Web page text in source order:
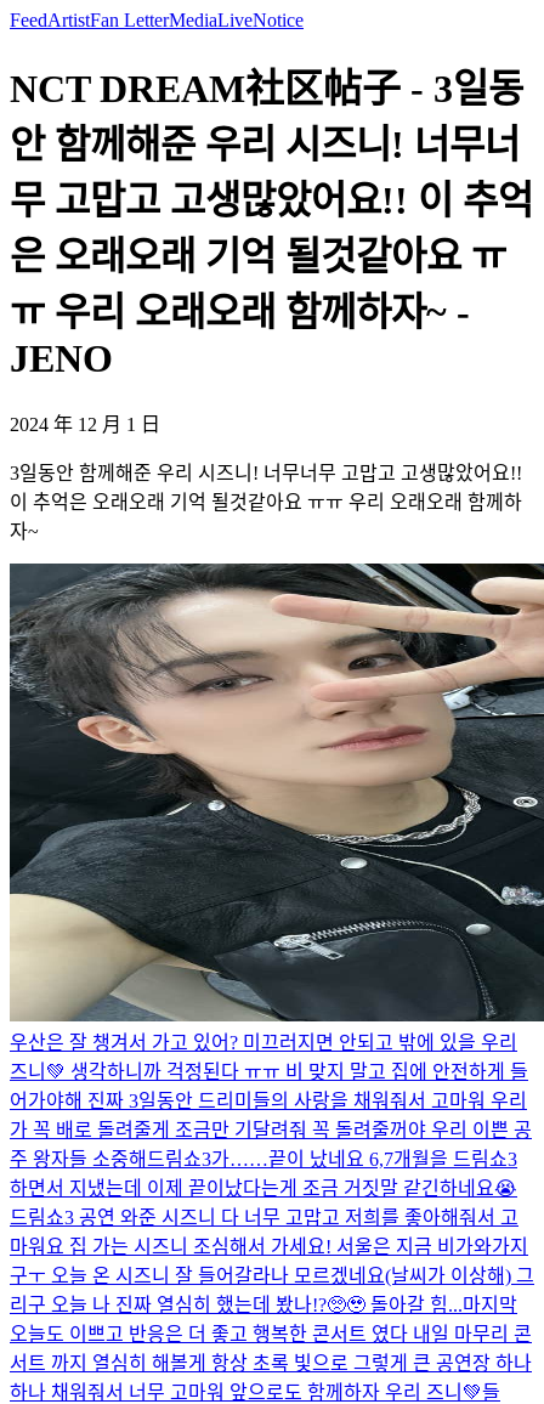
FeedArtistFan LetterMediaLiveNotice
NCT DREAM社区帖子 - 3일동
안 함께해준 우리 시즈니! 너무너
무 고맙고 고생많았어요!! 이 추억
은 오래오래 기억 될것같아요 ㅠ
ㅠ 우리 오래오래 함께하자~ -
JENO
2024 年 12 月 1 日
3일동안 함께해준 우리 시즈니! 너무너무 고맙고 고생많았어요!!
이 추억은 오래오래 기억 될것같아요 ㅠㅠ 우리 오래오래 함께하
자~
우산은 잘 챙겨서 가고 있어? 미끄러지면 안되고 밖에 있을 우리
즈니💚 생각하니까 걱정된다 ㅠㅠ 비 맞지 말고 집에 안전하게 들
어가야해 진짜 3일동안 드리미들의 사랑을 채워줘서 고마워 우리
가 꼭 배로 돌려줄게 조금만 기달려줘 꼭 돌려줄꺼야 우리 이쁜 공
주 왕자들 소중해 드림쇼3가……끝이 났네요 6,7개월을 드림쇼3
하면서 지냈는데 이제 끝이났다는게 조금 거짓말 같긴하네요😭
드림쇼3 공연 와준 시즈니 다 너무 고맙고 저희를 좋아해줘서 고
마워요 집 가는 시즈니 조심해서 가세요! 서울은 지금 비가와가지
구ㅜ 오늘 온 시즈니 잘 들어갈라나 모르겠네요(날씨가 이상해) 그
리구 오늘 나 진짜 열심히 했는데 봤나!?🥺🥹 돌아갈 힘...마지막
오늘도 이쁘고 반응은 더 좋고 행복한 콘서트 였다 내일 마무리 콘
서트 까지 열심히 해볼게 항상 초록 빛으로 그렇게 큰 공연장 하나
하나 채워줘서 너무 고마워 앞으로도 함께하자 우리 즈니💚들